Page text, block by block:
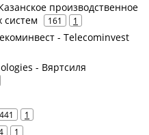
производственное
161 1
- Telecominvest
- Вяртсиля
441 1
1